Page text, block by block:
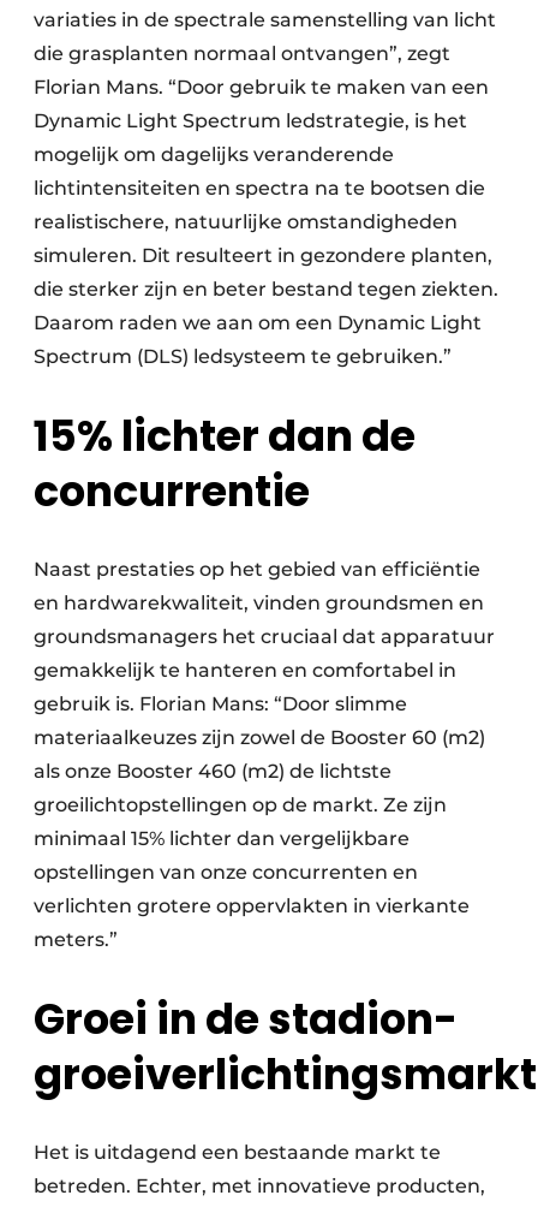
variaties in de spectrale samenstelling van licht
die grasplanten normaal ontvangen”, zegt
Florian Mans. “Door gebruik te maken van een
Dynamic Light Spectrum ledstrategie, is het
mogelijk om dagelijks veranderende
lichtintensiteiten en spectra na te bootsen die
realistischere, natuurlijke omstandigheden
simuleren. Dit resulteert in gezondere planten,
die sterker zijn en beter bestand tegen ziekten.
Daarom raden we aan om een Dynamic Light
Spectrum (DLS) ledsysteem te gebruiken.”
15% lichter dan de
concurrentie
Naast prestaties op het gebied van efficiëntie
en hardwarekwaliteit, vinden groundsmen en
groundsmanagers het cruciaal dat apparatuur
gemakkelijk te hanteren en comfortabel in
gebruik is. Florian Mans: “Door slimme
materiaalkeuzes zijn zowel de Booster 60 (m2)
als onze Booster 460 (m2) de lichtste
groeilichtopstellingen op de markt. Ze zijn
minimaal 15% lichter dan vergelijkbare
opstellingen van onze concurrenten en
verlichten grotere oppervlakten in vierkante
meters.”
Groei in de stadion-
groeiverlichtingsmarkt
Het is uitdagend een bestaande markt te
betreden. Echter, met innovatieve producten,